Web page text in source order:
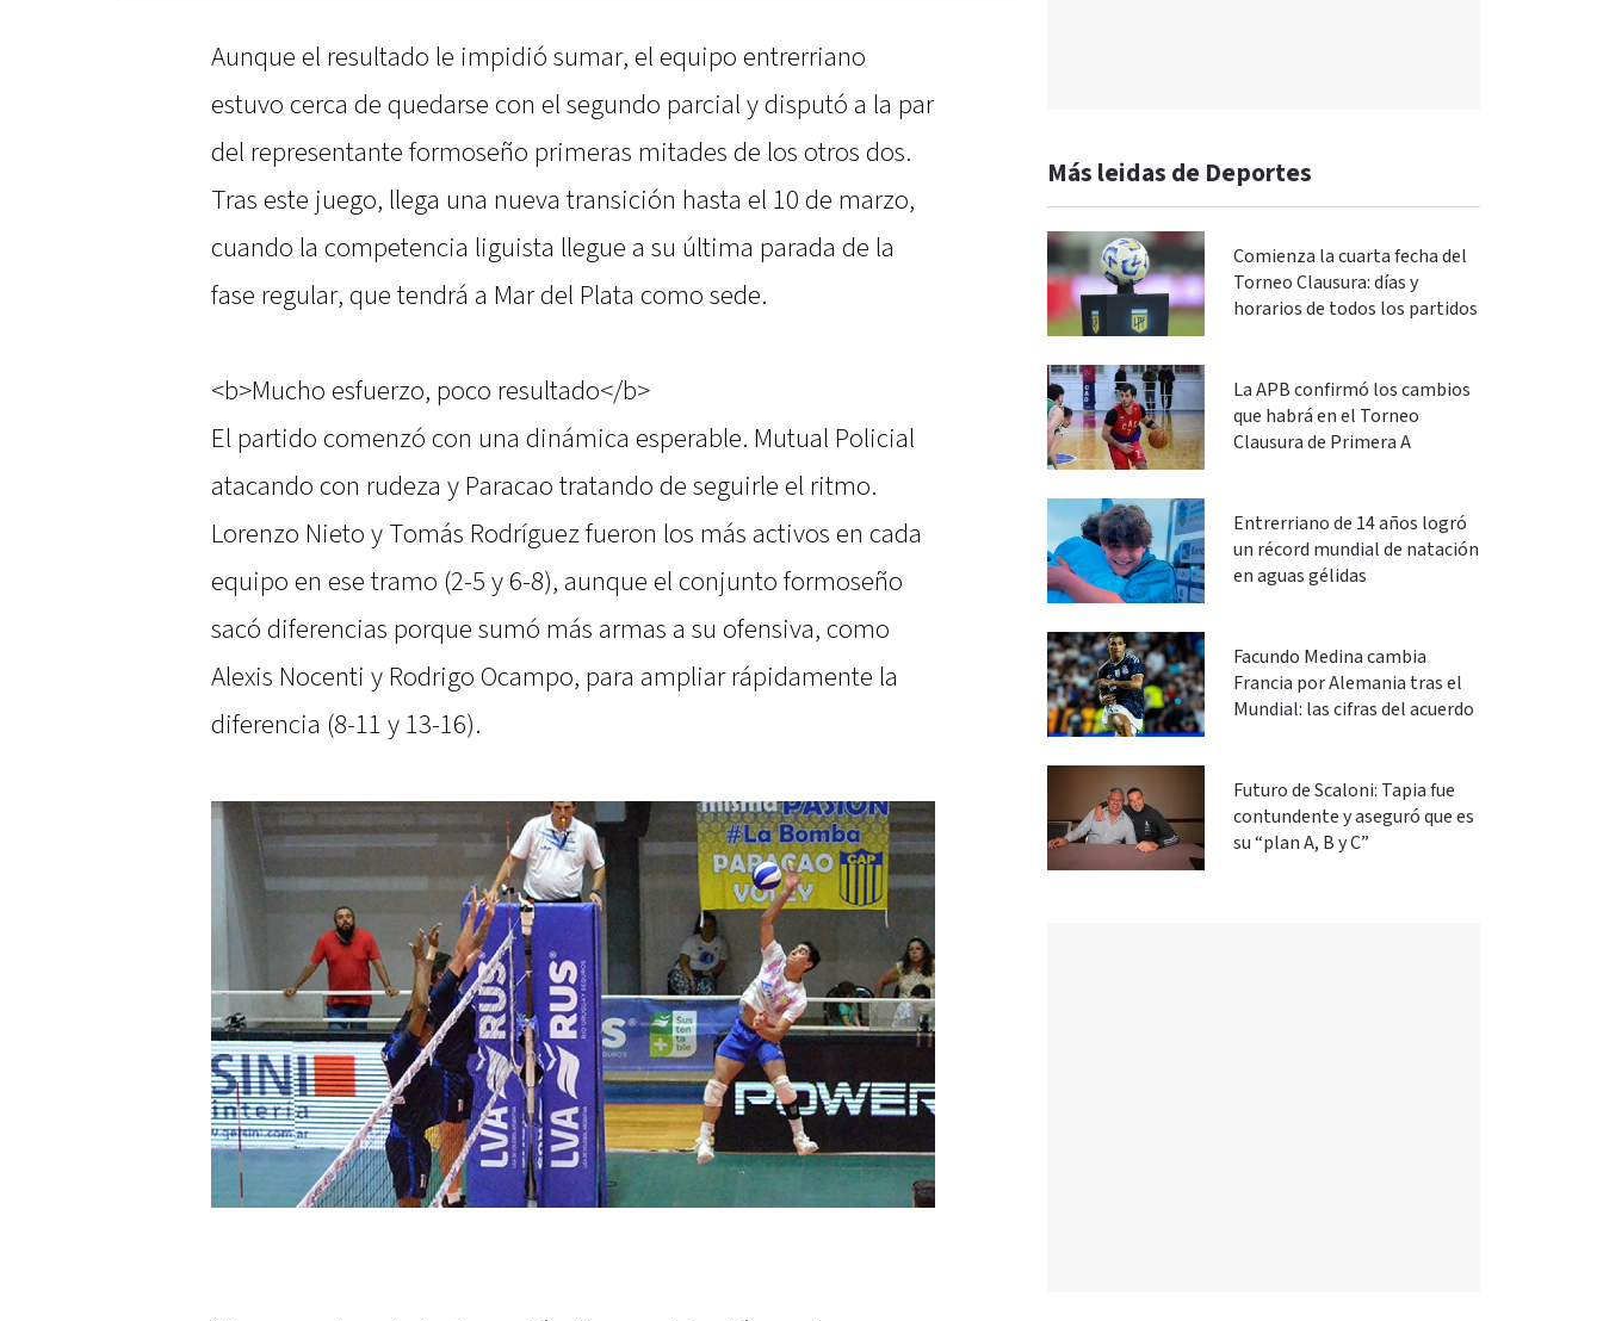
Aunque el resultado le impidió sumar, el equipo entrerriano
estuvo cerca de quedarse con el segundo parcial y disputó a la par
del representante formoseño primeras mitades de los otros dos.
Tras este juego, llega una nueva transición hasta el 10 de marzo,
cuando la competencia liguista llegue a su última parada de la
fase regular, que tendrá a Mar del Plata como sede.
<b>Mucho esfuerzo, poco resultado</b>
El partido comenzó con una dinámica esperable. Mutual Policial
atacando con rudeza y Paracao tratando de seguirle el ritmo.
Lorenzo Nieto y Tomás Rodríguez fueron los más activos en cada
equipo en ese tramo (2-5 y 6-8), aunque el conjunto formoseño
sacó diferencias porque sumó más armas a su ofensiva, como
Alexis Nocenti y Rodrigo Ocampo, para ampliar rápidamente la
diferencia (8-11 y 13-16).
Más leidas de Deportes
Comienza la cuarta fecha del
Torneo Clausura: días y
horarios de todos los partidos
La APB confirmó los cambios
que habrá en el Torneo
Clausura de Primera A
Entrerriano de 14 años logró
un récord mundial de natación
en aguas gélidas
Facundo Medina cambia
Francia por Alemania tras el
Mundial: las cifras del acuerdo
Futuro de Scaloni: Tapia fue
contundente y aseguró que es
su “plan A, B y C”